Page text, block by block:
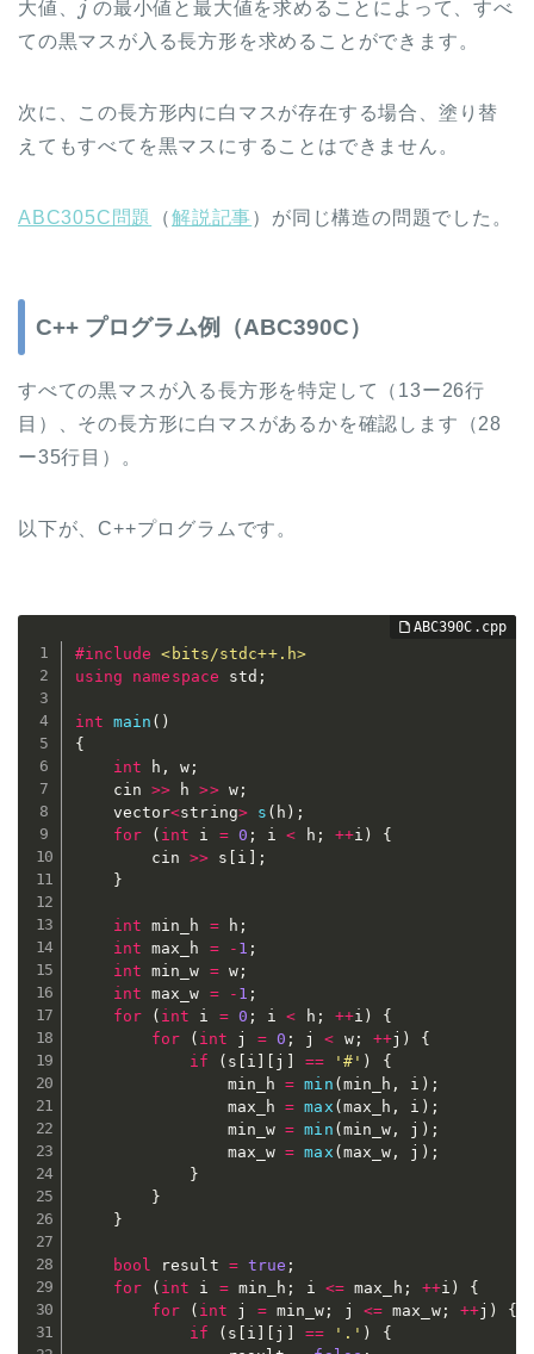
大値、
の最小値と最大値を求めることによって、すべ
ての黒マスが入る長方形を求めることができます。
次に、この長方形内に白マスが存在する場合、塗り替
えてもすべてを黒マスにすることはできません。
ABC305C問題 （解説記事）が同じ構造の問題でした。
C++ プログラム例（ABC390C）
すべての黒マスが入る長方形を特定して（13ー26行
目）、その長方形に白マスがあるかを確認します（28
ー35行目）。
以下が、C++プログラムです。
#include
<bits/stdc++.h>
using
namespace std ;
int main ( )
{
int h , w ;
	cin
>> h >> w;
	vector
<string> s ( h ) ;
for
( int i = 0 ; i < h ; ++i )
{
		cin
>> s i
;
}
int min_h = h ;
int max_h = - 1 ;
int min_w = w;
int max_w = - 1 ;
for
( int i = 0 ; i < h ; ++i )
{
for
( int j = 0 ; j < w; ++j )
{
if
( s i j == '#' )
{
				min_h
= min ( min_h , i ) ;
				max_h
= max ( max_h , i ) ;
				min_w
= min ( min_w , j ) ;
				max_w
= max ( max_w , j ) ;
}
}
}
bool result = true ;
for
( int i = min_h ; i <= max_h ; ++i )
{
for
( int j = min_w ; j <= max_w; ++j )
{
if
( s i j == '.' )
{